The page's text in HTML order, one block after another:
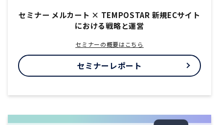
セミナー メルカート × TEMPOSTAR 新規ECサイト
における戦略と運営
セミナーの概要はこちら
セミナーレポート